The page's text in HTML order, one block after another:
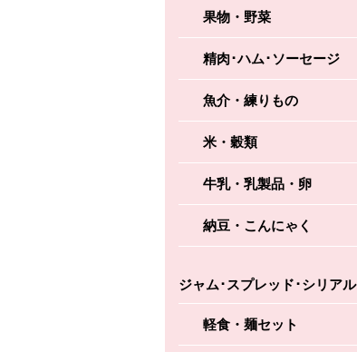
果物・野菜
精肉･ハム･ソーセージ
魚介・練りもの
米・穀類
牛乳・乳製品・卵
納豆・こんにゃく
ジャム･スプレッド･シリアル
軽食・麺セット